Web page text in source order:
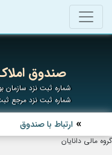
صندوق
شماره ثبت نزد سازمان
شماره ثبت نزد مرجع
ارتباط با صندوق
گروه مالی دانایان